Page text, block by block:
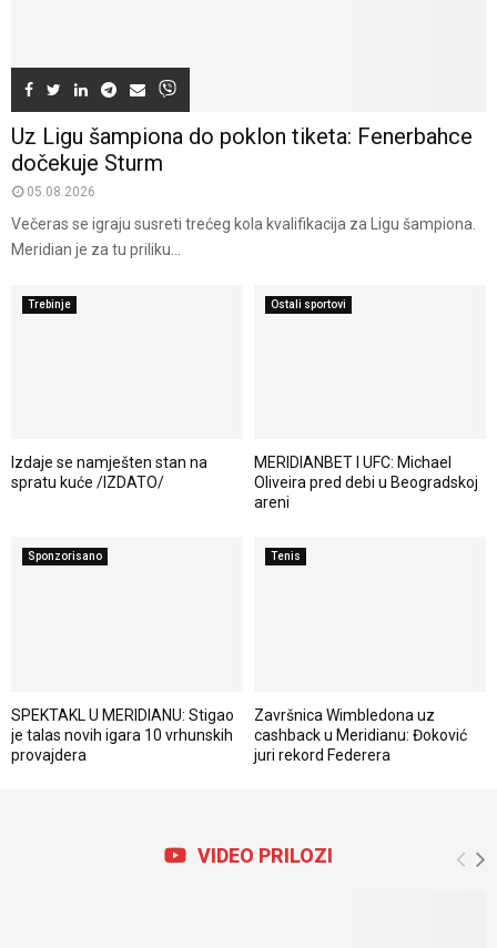
Uz Ligu šampiona do poklon tiketa: Fenerbahce
dočekuje Sturm
05.08.2026
Večeras se igraju susreti trećeg kola kvalifikacija za Ligu šampiona.
Meridian je za tu priliku...
Trebinje
Izdaje se namješten stan na
spratu kuće /IZDATO/
Ostali sportovi
MERIDIANBET I UFC: Michael
Oliveira pred debi u Beogradskoj
areni
Sponzorisano
SPEKTAKL U MERIDIANU: Stigao
je talas novih igara 10 vrhunskih
provajdera
Tenis
Završnica Wimbledona uz
cashback u Meridianu: Đoković
juri rekord Federera
VIDEO PRILOZI